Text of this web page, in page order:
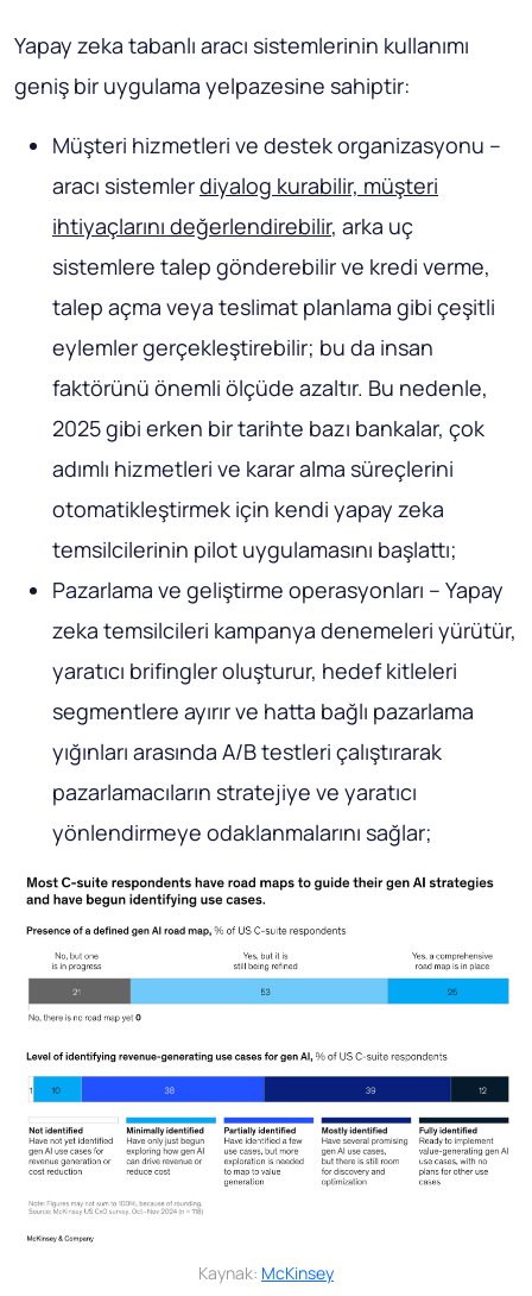
Yapay zeka tabanlı aracı sistemlerinin kullanımı
geniş bir uygulama yelpazesine sahiptir:
Müşteri hizmetleri ve destek organizasyonu –
aracı sistemlerdiyalog kurabilir, müşteri
ihtiyaçlarını değerlendirebilir, arka uç
sistemlere talep gönderebilir ve kredi verme,
talep açma veya teslimat planlama gibi çeşitli
eylemler gerçekleştirebilir; bu da insan
faktörünü önemli ölçüde azaltır. Bu nedenle,
2025 gibi erken bir tarihte bazı bankalar, çok
adımlı hizmetleri ve karar alma süreçlerini
otomatikleştirmek için kendi yapay zeka
temsilcilerinin pilot uygulamasını başlattı;
Pazarlama ve geliştirme operasyonları – Yapay
zeka temsilcileri kampanya denemeleri yürütür,
yaratıcı brifingler oluşturur, hedef kitleleri
segmentlere ayırır ve hatta bağlı pazarlama
yığınları arasında A/B testleri çalıştırarak
pazarlamacıların stratejiye ve yaratıcı
yönlendirmeye odaklanmalarını sağlar;
Kaynak: McKinsey